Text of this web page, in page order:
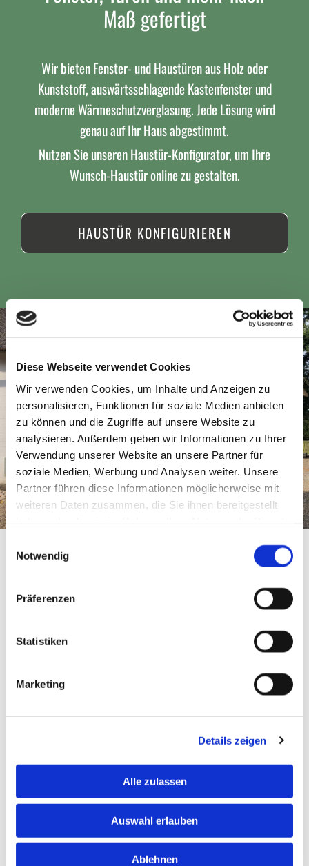
Diese Webseite verwendet Cookies
Wir verwenden Cookies, um Inhalte und Anzeigen zu
personalisieren, Funktionen für soziale Medien anbieten
zu können und die Zugriffe auf unsere Website zu
analysieren. Außerdem geben wir Informationen zu Ihrer
Verwendung unserer Website an unsere Partner für
soziale Medien, Werbung und Analysen weiter. Unsere
Partner führen diese Informationen möglicherweise mit
weiteren Daten zusammen, die Sie ihnen bereitgestellt
Notwendig
Präferenzen
Statistiken
Marketing
Details zeigen
Alle zulassen
Auswahl erlauben
Ablehnen
Maß gefertigt
Wir bieten Fenster- und Haustüren aus Holz oder
Kunststoff, auswärtsschlagende Kastenfenster und
moderne Wärmeschutzverglasung. Jede Lösung wird
genau auf Ihr Haus abgestimmt.
Nutzen Sie unseren Haustür-Konfigurator, um Ihre
Wunsch-Haustür online zu gestalten.
HAUSTÜR KONFIGURIEREN
Gestaltungswünsche im Außenbereich fertigen wir
AuchReparaturarbeiten aller Art
führen wir gerne
Einige Referenzen: